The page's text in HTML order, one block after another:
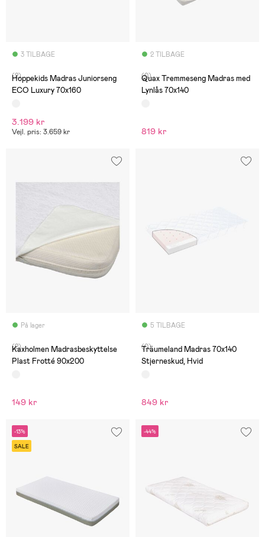
3 TILBAGE
(2)
Hoppekids Madras Juniorseng
ECO Luxury 70x160
3.199 kr
Vejl. pris: 3.659 kr
2 TILBAGE
(0)
Quax Tremmeseng Madras med
Lynlås 70x140
819 kr
På lager
(2)
Kaxholmen Madrasbeskyttelse
Plast Frotté 90x200
149 kr
5 TILBAGE
(0)
Träumeland Madras 70x140
Stjerneskud, Hvid
849 kr
-13%
SALE
-44%